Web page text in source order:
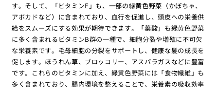
す。そして、「ビタミンE」も、一部の緑黄色野菜（かぼちゃ、
アボカドなど）に含まれており、血行を促進し、頭皮への栄養供
給をスムーズにする効果が期待できます。「葉酸」も緑黄色野菜
に多く含まれるビタミンB群の一種で、細胞分裂や増殖に不可欠
な栄養素です。毛母細胞の分裂をサポートし、健康な髪の成長を
促します。ほうれん草、ブロッコリー、アスパラガスなどに豊富
です。これらのビタミンに加え、緑黄色野菜には「食物繊維」も
多く含まれており、腸内環境を整えることで、栄養素の吸収効率